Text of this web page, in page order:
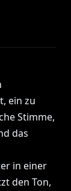
ein zu
Stimme,
das
in einer
den Ton,